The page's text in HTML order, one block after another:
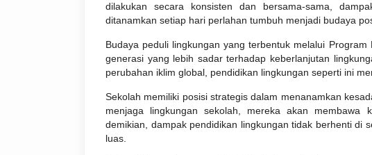
dilakukan secara konsisten dan bersama-sama,
ditanamkan setiap hari perlahan tumbuh menjadi budaya
Budaya peduli lingkungan yang terbentuk melalui
generasi yang lebih sadar terhadap keberlanjutan
perubahan iklim global, pendidikan lingkungan seperti ini
Sekolah memiliki posisi strategis dalam menanamkan
menjaga lingkungan sekolah, mereka akan
demikian, dampak pendidikan lingkungan tidak berhenti di
luas.